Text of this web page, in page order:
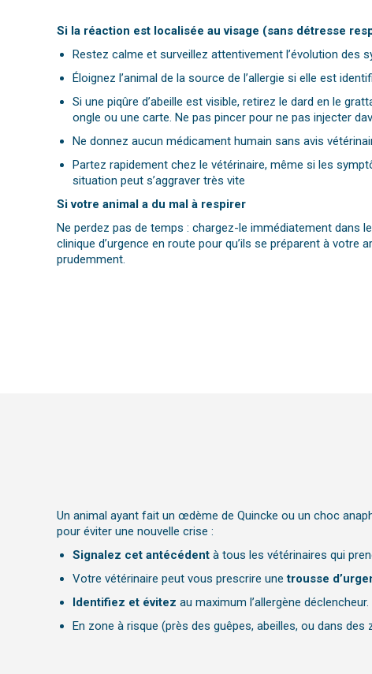
Si la réaction est localisée au visage (sans détresse
Restez calme et surveillez attentivement l’évolution des
Éloignez l’animal de la source de l’allergie si elle est
Si une piqûre d’abeille est visible, retirez le dard en le
ongle ou une carte. Ne pas pincer pour ne pas injecter
Ne donnez aucun médicament humain sans avis
Partez rapidement chez le vétérinaire, même si les
situation peut s’aggraver très vite
Si votre animal a du mal à respirer
Ne perdez pas de temps : chargez-le immédiatement dans
clinique d’urgence en route pour qu’ils se préparent à votre
prudemment.
Un animal ayant fait un œdème de Quincke ou un choc
pour éviter une nouvelle crise :
Signalez cet antécédent à tous les vétérinaires qui
Votre vétérinaire peut vous prescrire unetrousse
Identifiez et évitez au maximum l’allergène déclencheur.
En zone à risque (près des guêpes, abeilles, ou dans